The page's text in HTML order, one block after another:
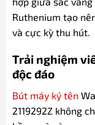
Ruthenium tạo
và cực kỳ thu hút.
Trải nghiệm
độc đáo
Bút máy ký tên
2119292Z không